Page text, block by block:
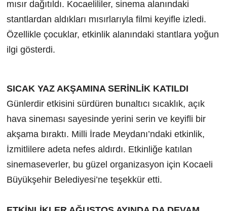
mısır dağıtıldı. Kocaelililer, sinema alanındaki
stantlardan aldıkları mısırlarıyla filmi keyifle izledi.
Özellikle çocuklar, etkinlik alanındaki stantlara yoğun
ilgi gösterdi.
SICAK YAZ AKŞAMINA SERİNLİK KATILDI
Günlerdir etkisini sürdüren bunaltıcı sıcaklık, açık
hava sineması sayesinde yerini serin ve keyifli bir
akşama bıraktı. Milli İrade Meydanı’ndaki etkinlik,
İzmitlilere adeta nefes aldırdı. Etkinliğe katılan
sinemaseverler, bu güzel organizasyon için Kocaeli
Büyükşehir Belediyesi’ne teşekkür etti.